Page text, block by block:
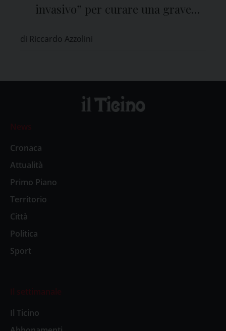
invasivo” per curare una grave
di Riccardo Azzolini
News
Cronaca
Attualità
Primo Piano
Territorio
Città
Politica
Sport
Il settimanale
Il Ticino